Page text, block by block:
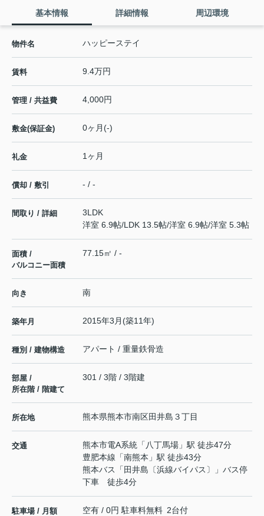
基本情報 詳細情報 周辺環境
物件名 ハッピーステイ
賃料 9.4万円
管理 / 共益費 4,000円
敷金(保証金) 0ヶ月(-)
礼金 1ヶ月
償却 / 敷引 - / -
間取り / 詳細
3LDK
洋室 6.9帖/LDK 13.5帖/洋室 6.9帖/洋室 5.3帖
面積 /
バルコニー面積
77.15㎡ / -
向き 南
築年月 2015年3月(築11年)
種別 / 建物構造 アパート / 重量鉄骨造
部屋 /
所在階 / 階建て
301 / 3階 / 3階建
所在地 熊本県熊本市南区田井島 ３丁目
交通 熊本市電A系統 「 八丁馬場 」駅 徒歩47分
豊肥本線 「南熊本 」駅 徒歩43分
熊本バス「田井島〔浜線バイパス〕」バス停
下車 徒歩4分
駐車場 / 月額 空有 / 0円 駐車料無料 2台付